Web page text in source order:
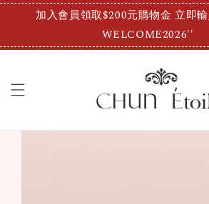
加入會員領取$200元購物金 立即
WELCOME2026''